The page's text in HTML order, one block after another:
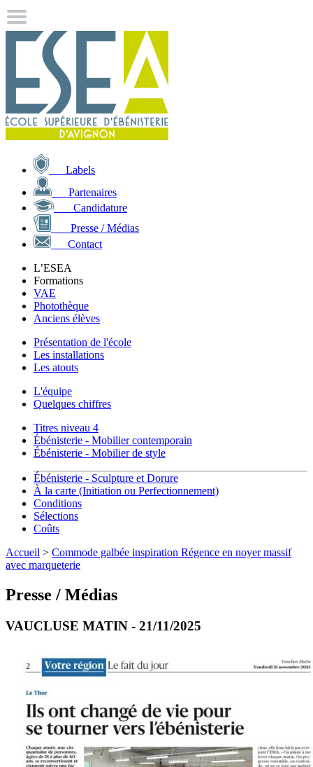
Labels
Partenaires
Candidature
Presse / Médias
Contact
L’ESEA
Formations
VAE
Photothèque
Anciens élèves
Présentation de l'école
Les installations
Les atouts
L'équipe
Quelques chiffres
Titres niveau 4
Ébénisterie - Mobilier contemporain
Ébénisterie - Mobilier de style
Ébénisterie - Sculpture et Dorure
À la carte (Initiation ou Perfectionnement)
Conditions
Sélections
Coûts
Accueil > Commode galbée inspiration Régence en noyer massif
avec marqueterie
Presse / Médias
VAUCLUSE MATIN - 21/11/2025